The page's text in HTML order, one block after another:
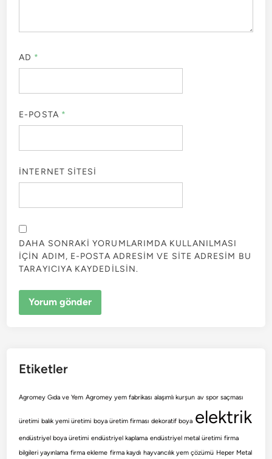
AD *
E-POSTA *
İNTERNET SITESI
DAHA SONRAKI YORUMLARIMDA KULLANILMASI
IÇIN ADIM, E-POSTA ADRESIM VE SITE ADRESIM BU
TARAYICIYA KAYDEDILSIN.
Etiketler
Agromey Gıda ve Yem Agromey yem fabrikası alaşımlı kurşun av spor saçması
üretimi balık yemi üretimi boya üretim firması dekoratif boya elektrik
endüstriyel boya üretimi endüstriyel kaplama endüstriyel metal üretimi firma
bilgileri yayınlama firma ekleme firma kaydı hayvancılık yem çözümü Heper Metal